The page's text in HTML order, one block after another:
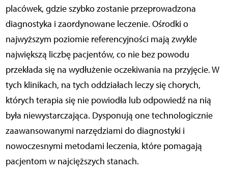
placówek, gdzie szybko zostanie przeprowadzona
diagnostyka i zaordynowane leczenie. Ośrodki o
najwyższym poziomie referencyjności mają zwykle
największą liczbę pacjentów, co nie bez powodu
przekłada się na wydłużenie oczekiwania na przyjęcie. W
tych klinikach, na tych oddziałach leczy się chorych,
których terapia się nie powiodła lub odpowiedź na nią
była niewystarczająca. Dysponują one technologicznie
zaawansowanymi narzędziami do diagnostyki i
nowoczesnymi metodami leczenia, które pomagają
pacjentom w najcięższych stanach.